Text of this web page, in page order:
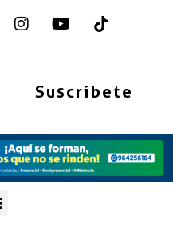
Suscríbete